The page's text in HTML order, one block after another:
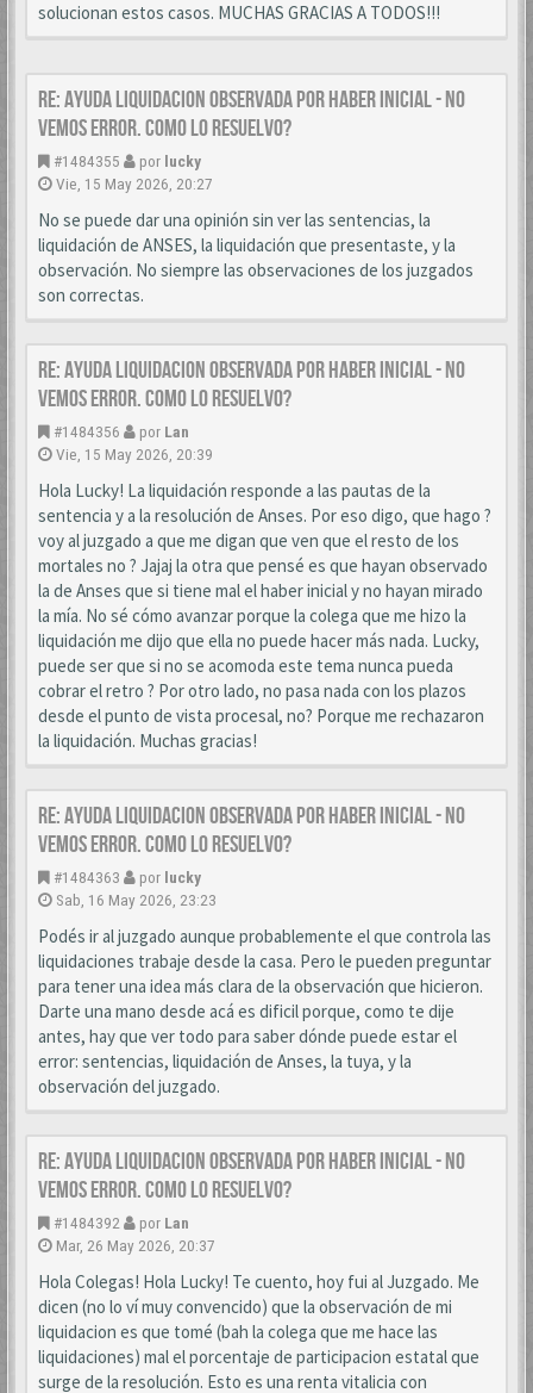
solucionan estos casos. MUCHAS GRACIAS A TODOS!!!
Re: AYUDA LIQUIDACION OBSERVADA POR HABER INICIAL - NO
VEMOS ERROR. COMO LO RESUELVO?
#1484355 por lucky
Vie, 15 May 2026, 20:27
No se puede dar una opinión sin ver las sentencias, la
liquidación de ANSES, la liquidación que presentaste, y la
observación. No siempre las observaciones de los juzgados
son correctas.
Re: AYUDA LIQUIDACION OBSERVADA POR HABER INICIAL - NO
VEMOS ERROR. COMO LO RESUELVO?
#1484356 por Lan
Vie, 15 May 2026, 20:39
Hola Lucky! La liquidación responde a las pautas de la
sentencia y a la resolución de Anses. Por eso digo, que hago ?
voy al juzgado a que me digan que ven que el resto de los
mortales no ? Jajaj la otra que pensé es que hayan observado
la de Anses que si tiene mal el haber inicial y no hayan mirado
la mía. No sé cómo avanzar porque la colega que me hizo la
liquidación me dijo que ella no puede hacer más nada. Lucky,
puede ser que si no se acomoda este tema nunca pueda
cobrar el retro ? Por otro lado, no pasa nada con los plazos
desde el punto de vista procesal, no? Porque me rechazaron
la liquidación. Muchas gracias!
Re: AYUDA LIQUIDACION OBSERVADA POR HABER INICIAL - NO
VEMOS ERROR. COMO LO RESUELVO?
#1484363 por lucky
Sab, 16 May 2026, 23:23
Podés ir al juzgado aunque probablemente el que controla las
liquidaciones trabaje desde la casa. Pero le pueden preguntar
para tener una idea más clara de la observación que hicieron.
Darte una mano desde acá es dificil porque, como te dije
antes, hay que ver todo para saber dónde puede estar el
error: sentencias, liquidación de Anses, la tuya, y la
observación del juzgado.
Re: AYUDA LIQUIDACION OBSERVADA POR HABER INICIAL - NO
VEMOS ERROR. COMO LO RESUELVO?
#1484392 por Lan
Mar, 26 May 2026, 20:37
Hola Colegas! Hola Lucky! Te cuento, hoy fui al Juzgado. Me
dicen (no lo ví muy convencido) que la observación de mi
liquidacion es que tomé (bah la colega que me hace las
liquidaciones) mal el porcentaje de participacion estatal que
surge de la resolución. Esto es una renta vitalicia con